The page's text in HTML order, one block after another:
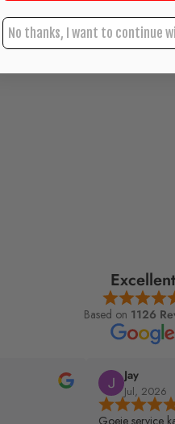
Excellent
Based on 1126
Kris
Jul, 2026
No thanks, I want to continue